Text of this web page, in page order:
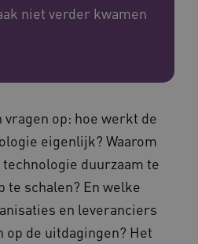
niet verder kwamen
vragen op: hoe werkt de
eigenlijk? Waarom
duurzaam te
te schalen? En welke
en leveranciers
de uitdagingen? Het